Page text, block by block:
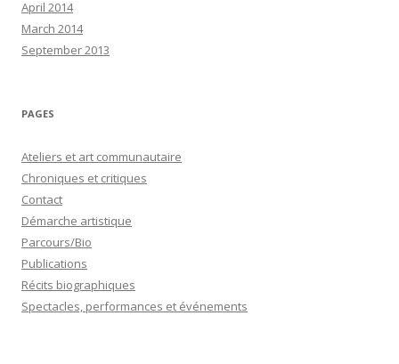
April 2014
March 2014
September 2013
PAGES
Ateliers et art communautaire
Chroniques et critiques
Contact
Démarche artistique
Parcours/Bio
Publications
Récits biographiques
Spectacles, performances et événements